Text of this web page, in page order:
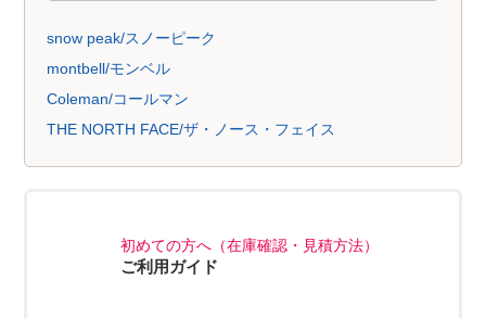
snow peak/スノーピーク
montbell/モンベル
Coleman/コールマン
THE NORTH FACE/ザ・ノース・フェイス
初めての方へ（在庫確認・見積方法）
ご利用ガイド